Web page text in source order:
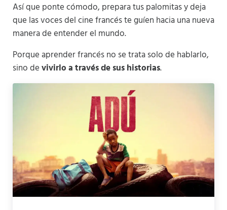
Así que ponte cómodo, prepara tus palomitas y deja
que las voces del cine francés te guíen hacia una nueva
manera de entender el mundo.
Porque aprender francés no se trata solo de hablarlo,
sino devivirlo a través de sus historias.